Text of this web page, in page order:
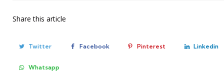
Share this article
Twitter Facebook Pinterest Linkedin
Whatsapp